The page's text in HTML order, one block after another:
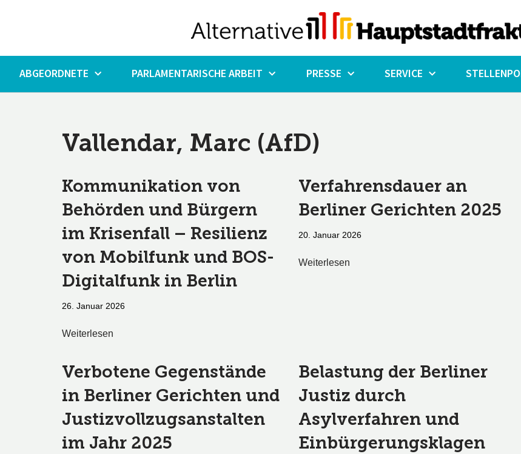
ABGEORDNETE PARLAMENTARISCHE ARBEIT PRESSE SERVICE
Vallendar, Marc (AfD)
Kommunikation von
Behörden und Bürgern
im Krisenfall – Resilienz
von Mobilfunk und BOS-
Digitalfunk in Berlin
26. Januar 2026
Weiterlesen
Verfahrensdauer an
Berliner Gerichten 2025
20. Januar 2026
Weiterlesen
Verbotene Gegenstände
in Berliner Gerichten und
Justizvollzugsanstalten
im Jahr 2025
Belastung der Berliner
Justiz durch
Asylverfahren und
Einbürgerungsklagen